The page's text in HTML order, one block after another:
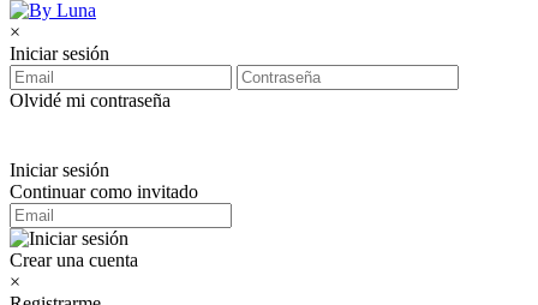
×
Iniciar sesión
Olvidé mi contraseña
Iniciar sesión
Continuar como invitado
Crear una cuenta
×